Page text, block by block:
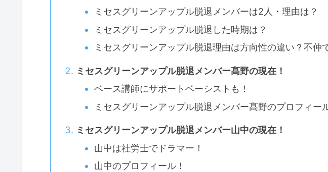
ミセスグリーンアップル脱退メンバーは2人・理由は？
ミセスグリーンアップル脱退した時期は？
ミセスグリーンアップル脱退理由は方向性の違い？不仲
ミセスグリーンアップル脱退メンバー髙野の現在！
ベース講師にサポートベーシストも！
ミセスグリーンアップル脱退メンバー髙野のプロフィー
ミセスグリーンアップル脱退メンバー山中の現在！
山中は社労士でドラマー！
山中のプロフィール！